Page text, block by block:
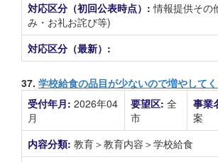
対応区分（初回公表時点）:情報提供その
み・お礼お詫び等)
対応区分（最新）:
37. 学校給食の品目が少ないので増やして
受付年月: 2026年04
月
要望区: 全
市
事業
案
内容分類: 教育＞教育内容＞学校給食